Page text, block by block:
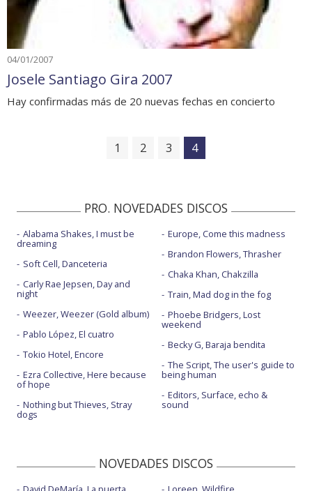
04/01/2007
Josele Santiago Gira 2007
Hay confirmadas más de 20 nuevas fechas en concierto
1 2 3 4
PRO. NOVEDADES DISCOS
Alabama Shakes, I must be
dreaming
Soft Cell, Danceteria
Carly Rae Jepsen, Day and
night
Weezer, Weezer (Gold album)
Pablo López, El cuatro
Tokio Hotel, Encore
Ezra Collective, Here because
of hope
Nothing but Thieves, Stray
dogs
Europe, Come this madness
Brandon Flowers, Thrasher
Chaka Khan, Chakzilla
Train, Mad dog in the fog
Phoebe Bridgers, Lost
weekend
Becky G, Baraja bendita
The Script, The user's guide to
being human
Editors, Surface, echo &
sound
NOVEDADES DISCOS